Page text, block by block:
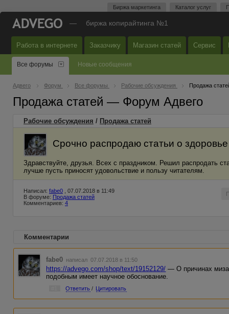
Биржа маркетинга Каталог услуг
— биржа копирайтинга №1
Работа в интернете Заказчику Магазин статей Сервис
Все форумы Новые сообщения
Адвего Форум Все форумы Рабочие обсуждения Продажа
Продажа статей — Форум Адвего
Рабочие обсуждения / Продажа статей
Срочно распродаю статьи о
Здравствуйте, друзья. Всех с праздником. Решил распродать
лучше пусть приносят удовольствие и пользу читателям.
Написал: fabe0 , 07.07.2018 в 11:49
В форуме: Продажа статей
Комментариев: 4
Комментарии
fabe0 написал 07.07.2018 в 11:50
https://advego.com/shop/text/19152129/ — О причинах
подобным имеет научное обоснование.
Ответить / Цитировать